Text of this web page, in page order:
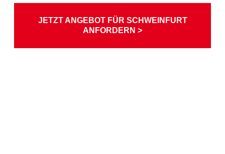
JETZT ANGEBOT FÜR SCHWEINFURT
ANFORDERN >